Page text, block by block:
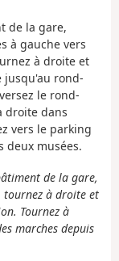
de la gare,
à gauche vers
à droite et
jusqu'au rond-
le rond-
droite dans
vers le parking
deux musées.
de la gare,
tournez à droite et
Tournez à
marches depuis